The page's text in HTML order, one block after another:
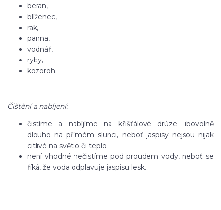
beran,
blíženec,
rak,
panna,
vodnář,
ryby,
kozoroh.
Čištění a nabíjení:
čistíme a nabíjíme na křišťálové drúze libovolně
dlouho na přímém slunci, neboť jaspisy nejsou nijak
citlivé na světlo či teplo
není vhodné nečistíme pod proudem vody, neboť se
říká, že voda odplavuje jaspisu lesk.